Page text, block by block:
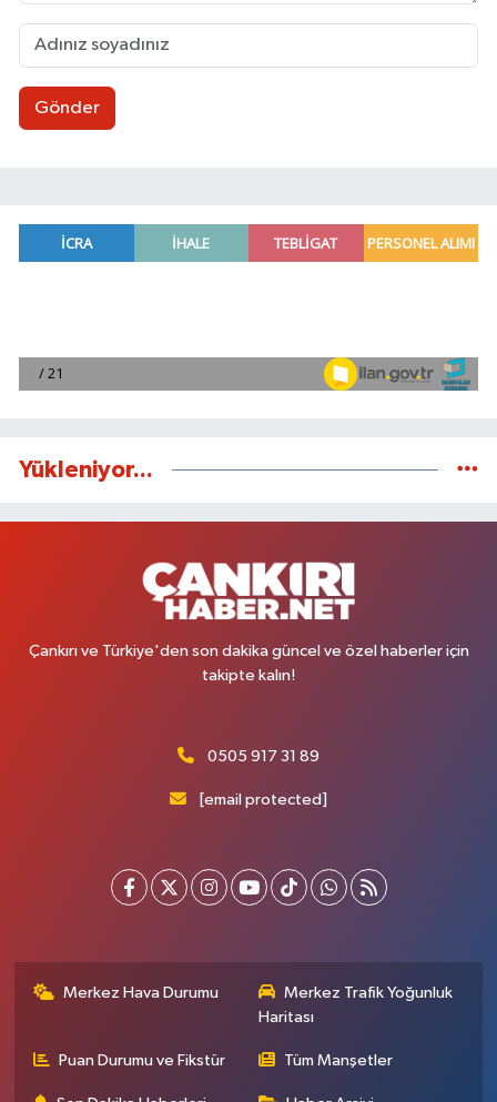
Gönder
Yükleniyor...
Çankırı ve Türkiye'den son dakika güncel ve özel haberler için
takipte kalın!
0505 917 31 89
[email protected]
Merkez Hava Durumu
Merkez Trafik Yoğunluk
Haritası
Puan Durumu ve Fikstür Tüm Manşetler